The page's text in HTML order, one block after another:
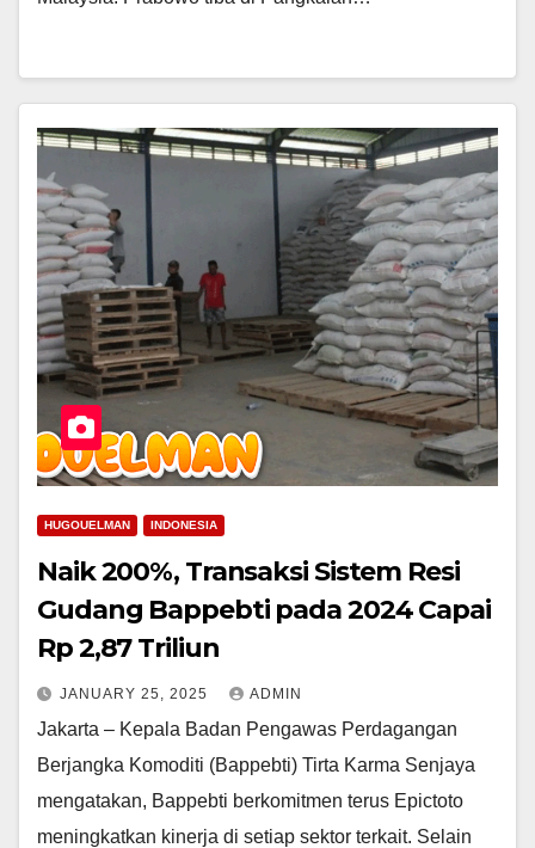
HUGOUELMAN INDONESIA
Naik 200%, Transaksi Sistem Resi
Gudang Bappebti pada 2024 Capai
Rp 2,87 Triliun
JANUARY 25, 2025 ADMIN
Jakarta – Kepala Badan Pengawas Perdagangan
Berjangka Komoditi (Bappebti) Tirta Karma Senjaya
mengatakan, Bappebti berkomitmen terus Epictoto
meningkatkan kinerja di setiap sektor terkait. Selain